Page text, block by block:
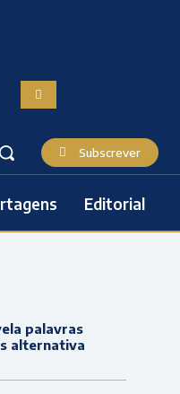
Subscrever
Editorial
palavras
alternativa